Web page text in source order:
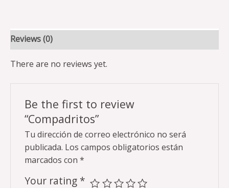
Reviews (0)
There are no reviews yet.
Be the first to review
“Compadritos”
Tu dirección de correo electrónico no será
publicada. Los campos obligatorios están
marcados con *
Your rating *